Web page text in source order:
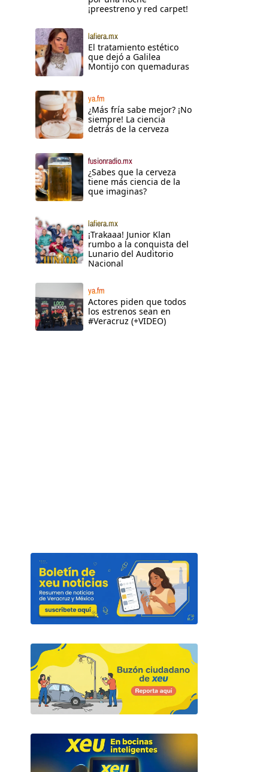
¡preestreno y red carpet!
lafiera.mx
El tratamiento estético
que dejó a Galilea
Montijo con quemaduras
ya.fm
¿Más fría sabe mejor? ¡No
siempre! La ciencia
detrás de la cerveza
fusionradio.mx
¿Sabes que la cerveza
tiene más ciencia de la
que imaginas?
lafiera.mx
¡Trakaaa! Junior Klan
rumbo a la conquista del
Lunario del Auditorio
Nacional
ya.fm
Actores piden que todos
los estrenos sean en
#Veracruz (+VIDEO)